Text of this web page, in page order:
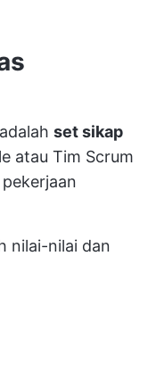
adalah set sikap
atau Tim Scrum
nilai-nilai dan